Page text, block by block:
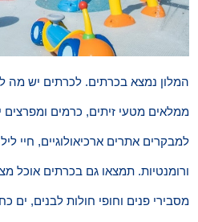
המלון נמצא בכרתים. לכרתים יש מה
ממלאים מטעי זיתים, כרמים ומפרצים
למבקרים אתרים ארכיאולוגיים, חיי
ורומנטיות. תמצאו גם בכרתים אוכל
מסבירי פנים וחופי חולות לבנים, ים